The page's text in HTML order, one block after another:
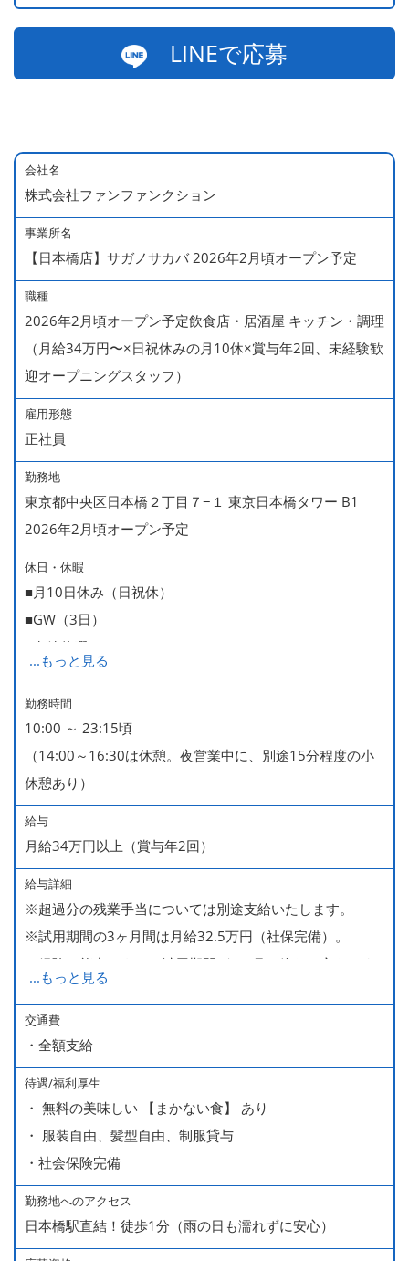
LINEで応募
会社名
株式会社ファンファンクション
事業所名
【日本橋店】サガノサカバ 2026年2月頃オープン予定
職種
2026年2月頃オープン予定飲食店・居酒屋 キッチン・調理
（月給34万円〜×日祝休みの月10休×賞与年2回、未経験歓
迎オープニングスタッフ）
雇用形態
正社員
勤務地
東京都中央区日本橋２丁目７−１ 東京日本橋タワー B1
2026年2月頃オープン予定
休日・休暇
■月10日休み（日祝休）
■GW（3日）
■有給休暇
■慶弔休暇
■年末年始（12/31～1/4休みが基本。暦により1/6まで休
みなどもございます）
...もっと見る
勤務時間
10:00 ～ 23:15頃
（14:00～16:30は休憩。夜営業中に、別途15分程度の小
休憩あり）
給与
月給34万円以上（賞与年2回）
給与詳細
※超過分の残業手当については別途支給いたします。
※試用期間の3ヶ月間は月給32.5万円（社保完備）。
経験・能力により、試用期間が1ヶ月で終わる方もいま
す。
※上記月給には、一律支給のみなし残業手当（月65時間
分・10万円）を含んでいます。
■ 昇給（随時）
■ 賞与 年２回（夏・秋）約１ヶ月分
■ インセンティブ制度（月額約4万円～20万円）
＊店長・料理長候補・統括店長・統括料理長候補の場合
＜給与モデル＞
...もっと見る
交通費
・全額支給
待遇/福利厚生
・ 無料の美味しい 【まかない食】 あり
・ 服装自由、髪型自由、制服貸与
・社会保険完備
勤務地へのアクセス
日本橋駅直結！徒歩1分（雨の日も濡れずに安心）